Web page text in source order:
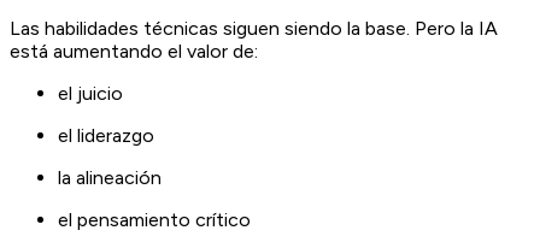
Las habilidades técnicas siguen siendo la base. Pero la IA
está aumentando el valor de:
el juicio
el liderazgo
la alineación
el pensamiento crítico